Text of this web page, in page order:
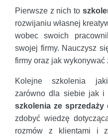
Pierwsze z nich to
rozwijaniu własnej
wobec swoich
swojej firmy. Nauczysz
firmy oraz jak wykonywać
Kolejne szkolenia
zarówno dla siebie jak i
szkolenia ze sprzedaży
zdobyć wiedzę
rozmów z klientami i